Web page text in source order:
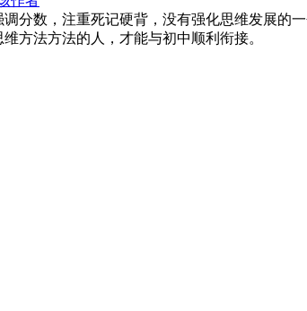
分数，注重死记硬背，没有强化思维发展的
方法方法的人，才能与初中顺利衔接。